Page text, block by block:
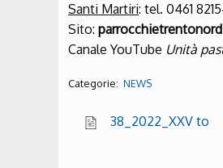
Santi Martiri: tel. 0461
Sito:
Canale YouTube Unità
Categorie: NEWS
38_2022_XXV to